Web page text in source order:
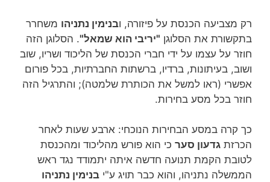
רק מצביעה הכנסת על פיזורה, ובנימין נתניהו משחרר
בתקשורת את הסלוגן "יריבי הוא שמאל". הסלוגן הזה
חוזר על עצמו על ידי חברי הכנסת של הליכוד ושריו, שוב
ושוב, בעיתונות, ברדיו, ברשתות החברתיות, בכל פורום
אפשרי (ראו למשל את הכותרת שלמטה); והתרגיל הזה
חוזר בכל מסע בחירות.
כך קרה במסע הבחירות הנוכחי: ארבע שעות לאחר
הכרזת גדעון סער כי הוא פורש מהליכוד ומהכנסת
לטובת הקמת תנועה חדשה איתה יתמודד נגד ראש
הממשלה נתניהו, והוא כבר תויג ע"י בנימין נתניהו